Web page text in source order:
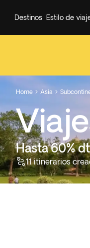
Destinos Estilo de
Home  Asia 
Hasta 60%
11 itinerarios